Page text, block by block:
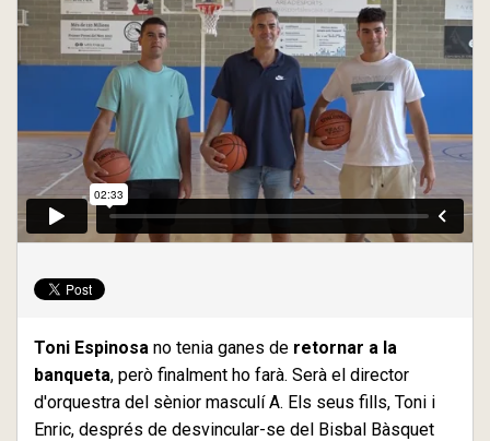
Toni Espinosa no tenia ganes de retornar a la
banqueta, però finalment ho farà. Serà el director
d'orquestra del sènior masculí A. Els seus fills, Toni i
Enric, després de desvincular-se del Bisbal Bàsquet